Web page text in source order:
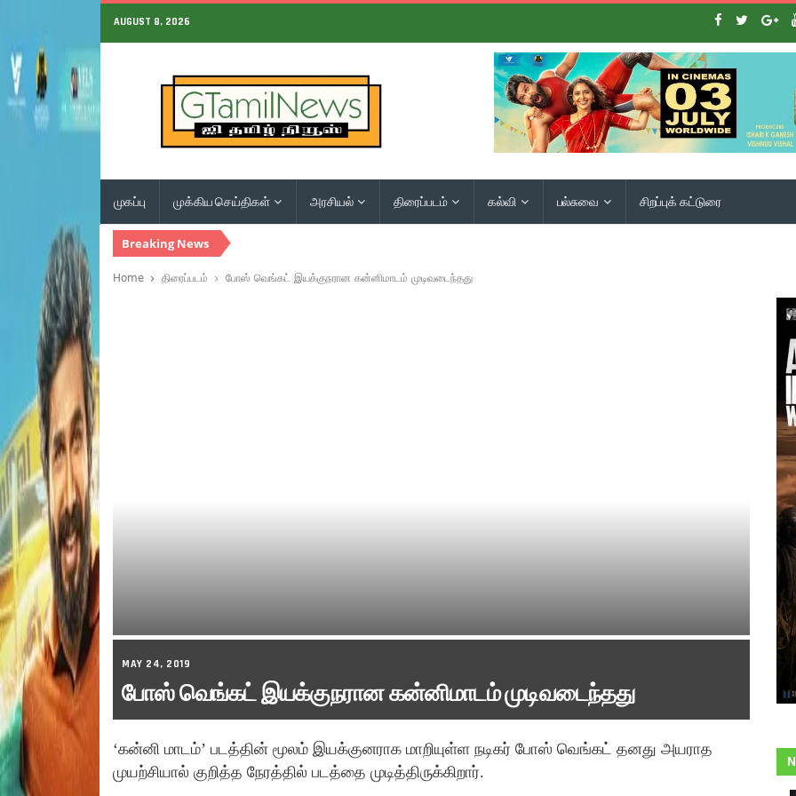
AUGUST 8, 2026
முகப்பு முக்கிய செய்திகள் அரசியல் திரைப்படம் கல்வி பல்சுவை சிறப்புக் கட்டுரை
Breaking News
Home திரைப்படம் போஸ் வெங்கட் இயக்குநரான கன்னிமாடம் முடிவடைந்தது
MAY 24, 2019
போஸ் வெங்கட் இயக்குநரான கன்னிமாடம் முடிவடைந்தது
‘கன்னி மாடம்’ படத்தின் மூலம் இயக்குனராக மாறியுள்ள நடிகர் போஸ் வெங்கட் தனது அயராத
முயற்சியால் குறித்த நேரத்தில் படத்தை முடித்திருக்கிறார்.